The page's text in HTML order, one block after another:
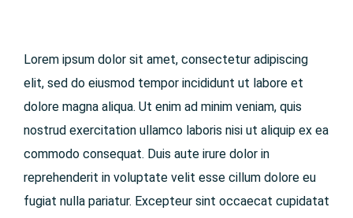
Lorem ipsum dolor sit amet, consectetur adipiscing
elit, sed do eiusmod tempor incididunt ut labore et
dolore magna aliqua. Ut enim ad minim veniam, quis
nostrud exercitation ullamco laboris nisi ut aliquip ex ea
commodo consequat. Duis aute irure dolor in
reprehenderit in voluptate velit esse cillum dolore eu
fugiat nulla pariatur. Excepteur sint occaecat cupidatat